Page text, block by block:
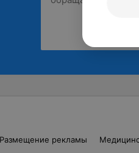
Размещение рекламы